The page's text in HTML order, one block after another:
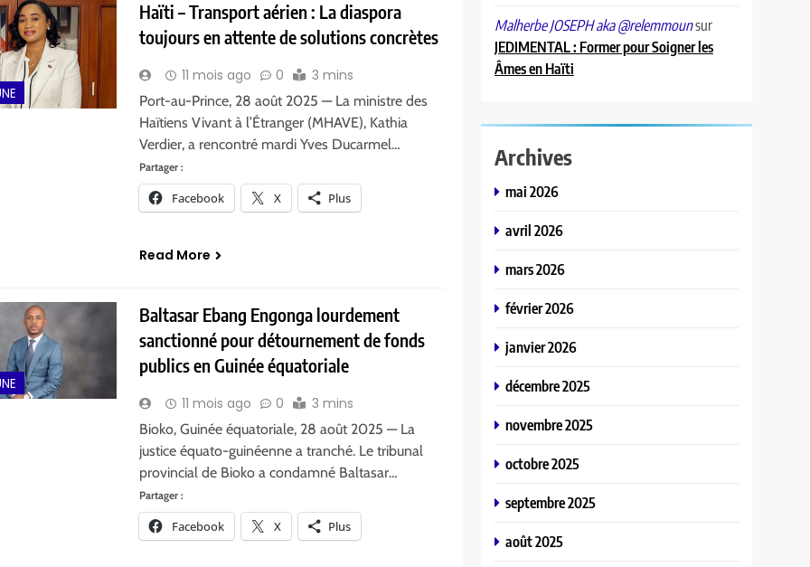
Haïti – Transport aérien : La diaspora
toujours en attente de solutions concrètes
11 mois ago 0 3 mins
Port-au-Prince, 28 août 2025 — La ministre des
Haïtiens Vivant à l’Étranger (MHAVE), Kathia
Verdier, a rencontré mardi Yves Ducarmel…
Partager :
Facebook X Plus
Read More
Baltasar Ebang Engonga lourdement
sanctionné pour détournement de fonds
publics en Guinée équatoriale
11 mois ago 0 3 mins
Bioko, Guinée équatoriale, 28 août 2025 — La
justice équato-guinéenne a tranché. Le tribunal
provincial de Bioko a condamné Baltasar…
Partager :
Facebook X Plus
Malherbe JOSEPH aka @relemmounsur
JEDIMENTAL : Former pour Soigner les
Âmes en Haïti
Archives
mai 2026
avril 2026
mars 2026
février 2026
janvier 2026
décembre 2025
novembre 2025
octobre 2025
septembre 2025
août 2025